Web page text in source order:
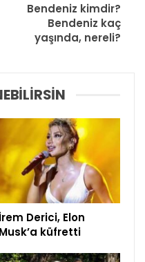
Bendeniz kimdir?
Bendeniz kaç
yaşında, nereli?
İrem Derici, Elon
Musk’a küfretti